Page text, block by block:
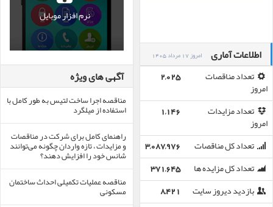
نرم افزار موبایل
آگهی های ویژه
مناقصه اجرا ساخت لتیس به طور کامل با
استفاده از میلگرد
راهنمای کامل برای شرکت در مناقصات
و مزایدات ، تازه واردان چگونه می‌توانند
شانس خود را افزایش دهند؟
مناقصه عملیات تکمیلی احداث ساختمان
مسکونی
اطلاعات آماری امروز 17 مرداد 1405
تعداد مناقصات
امروز
2,025
تعداد مزایدات
امروز
1,146
تعداد کل مناقصات
3,087,976
تعداد کل مزایده ها
371,645
بازدید دیروز سایت
8,421